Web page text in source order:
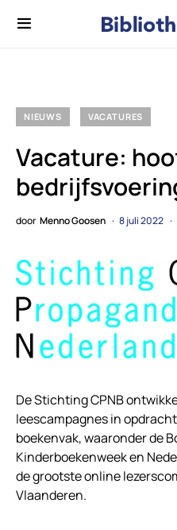
NIEUWS VACATURES
Vacature:
door Menno Goosen 8 juli 2022
De Stichting CPNB
leescampagnes in
boekenvak, waaronder de
Kinderboekenweek en
de grootste online
Vlaanderen.